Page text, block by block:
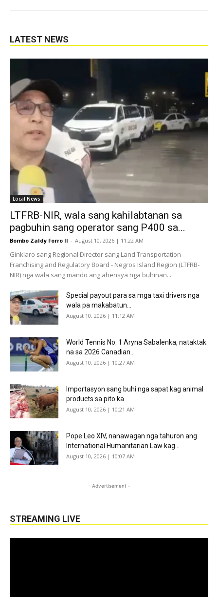
LATEST NEWS
Local News
LTFRB-NIR, wala sang kahilabtanan sa
pagbuhin sang operator sang P400 sa...
Bombo Zaldy Forro II - August 10, 2026 | 11:22 AM
Ginklaro sang Regional Director sang Land Transportation
Franchising and Regulatory Board - Negros Island Region (LTFRB-
NIR) nga wala sang mando ang ahensya nga buhinan...
Special payout para sa mga taxi drivers nga
wala pa makabatun...
August 10, 2026 | 11:12 AM
World Tennis No. 1 Aryna Sabalenka, nataktak
na sa 2026 Canadian...
August 10, 2026 | 10:27 AM
Importasyon sang buhi nga sapat kag animal
products sa pito ka...
August 10, 2026 | 10:21 AM
Pope Leo XIV, nanawagan nga tahuron ang
International Humanitarian Law kag...
August 10, 2026 | 10:07 AM
- Advertisement -
STREAMING LIVE